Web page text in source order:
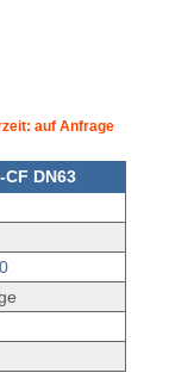
auf Anfrage
CF DN63